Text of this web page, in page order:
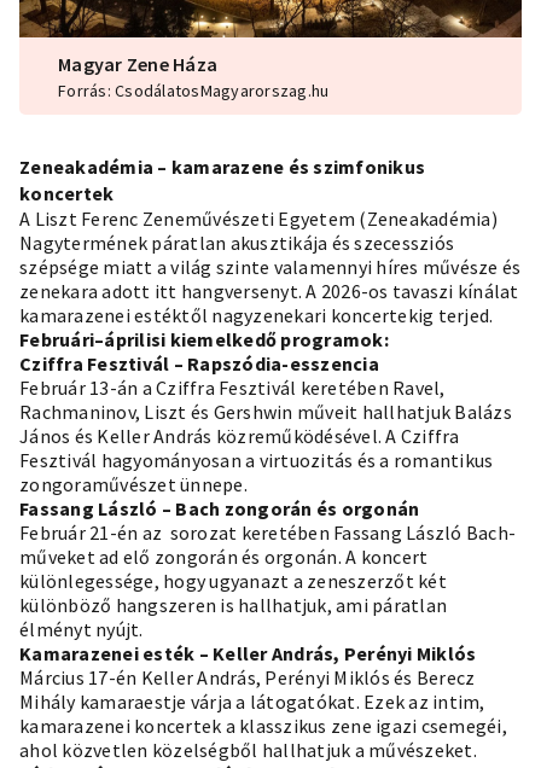
Magyar Zene Háza
Forrás: CsodálatosMagyarorszag.hu
Zeneakadémia – kamarazene és szimfonikus
koncertek
A Liszt Ferenc Zeneművészeti Egyetem (Zeneakadémia)
Nagytermének páratlan akusztikája és szecessziós
szépsége miatt a világ szinte valamennyi híres művésze és
zenekara adott itt hangversenyt. A 2026-os tavaszi kínálat
kamarazenei estéktől nagyzenekari koncertekig terjed.
Februári–áprilisi kiemelkedő programok:
Cziffra Fesztivál – Rapszódia-esszencia
Február 13-án a Cziffra Fesztivál keretében Ravel,
Rachmaninov, Liszt és Gershwin műveit hallhatjuk Balázs
János és Keller András közreműködésével. A Cziffra
Fesztivál hagyományosan a virtuozitás és a romantikus
zongoraművészet ünnepe.
Fassang László – Bach zongorán és orgonán
Február 21-én az sorozat keretében Fassang László Bach-
műveket ad elő zongorán és orgonán. A koncert
különlegessége, hogy ugyanazt a zeneszerzőt két
különböző hangszeren is hallhatjuk, ami páratlan
élményt nyújt.
Kamarazenei esték – Keller András, Perényi Miklós
Március 17-én Keller András, Perényi Miklós és Berecz
Mihály kamaraestje várja a látogatókat. Ezek az intim,
kamarazenei koncertek a klasszikus zene igazi csemegéi,
ahol közvetlen közelségből hallhatjuk a művészeket.